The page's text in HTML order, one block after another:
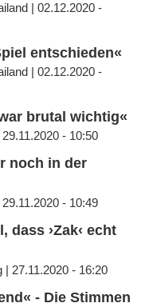
| 02.12.2020 -
entschieden«
| 02.12.2020 -
brutal wichtig«
- 10:50
noch in der
- 10:49
dass ›Zak‹ echt
27.11.2020 - 16:20
- Die Stimmen